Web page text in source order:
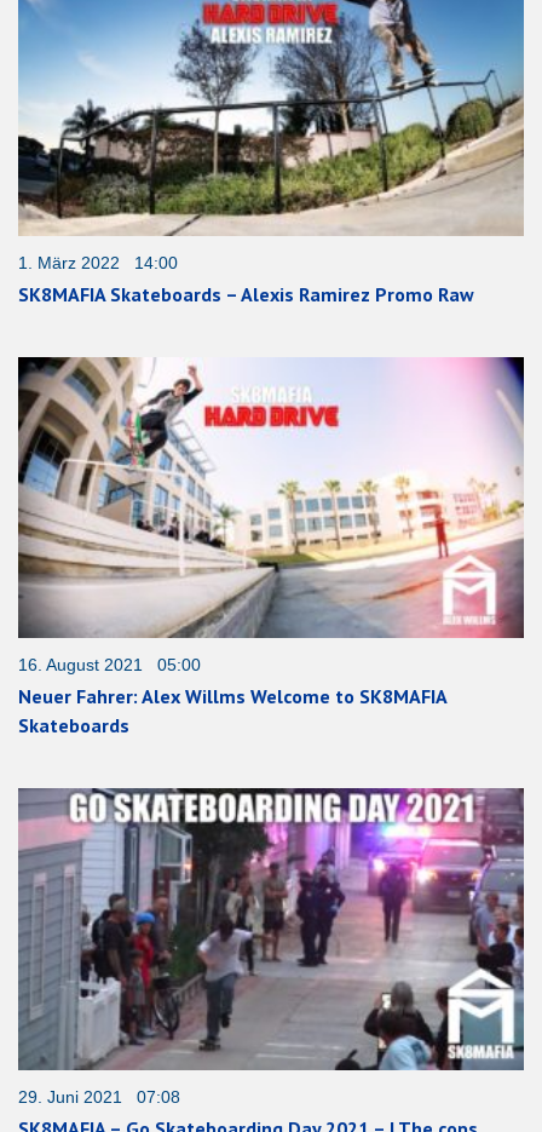
1. März 2022 14:00
SK8MAFIA Skateboards – Alexis Ramirez Promo Raw
16. August 2021 05:00
Neuer Fahrer: Alex Willms Welcome to SK8MAFIA
Skateboards
29. Juni 2021 07:08